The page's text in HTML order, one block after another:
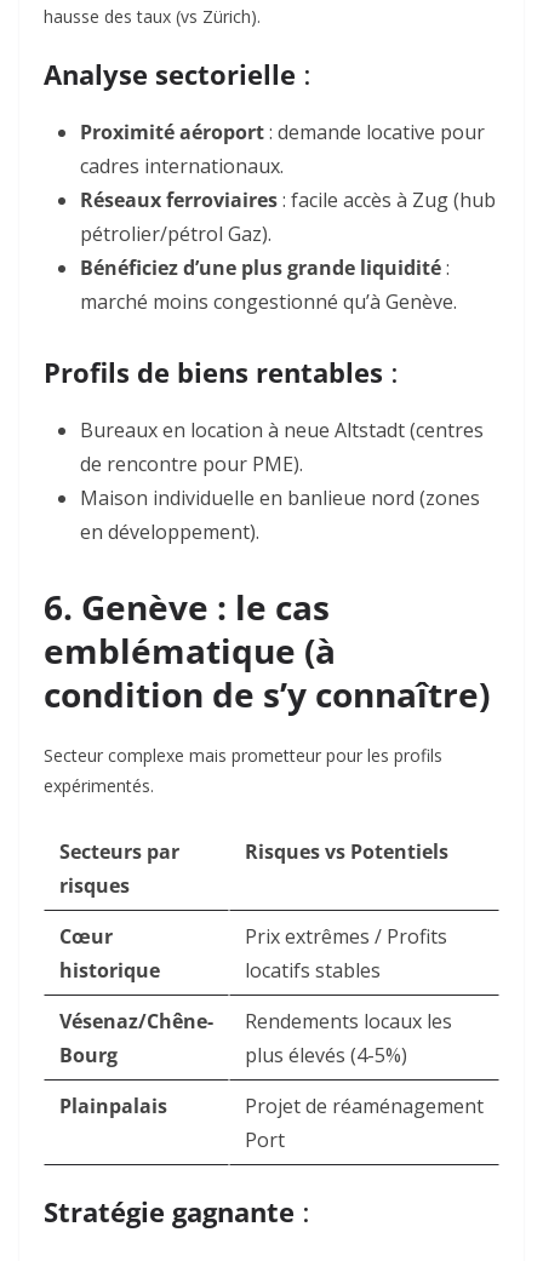
hausse des taux (vs Zürich).
Analyse sectorielle :
Proximité aéroport: demande locative pour
cadres internationaux.
Réseaux ferroviaires: facile accès à Zug(hub
pétrolier/pétrol Gaz).
Bénéficiez d’une plus grande liquidité:
marché moins congestionné qu’à Genève.
Profils de biens rentables :
Bureaux en location à neue Altstadt(centres
de rencontre pour PME).
Maison individuelle en banlieue nord (zones
en développement).
6. Genève : le cas
emblématique (à
condition de s’y connaître)
Secteur complexe mais prometteur pour les profils
expérimentés.
Secteurs par
risques
Risques vs Potentiels
Cœur
historique
Prix extrêmes / Profits
locatifs stables
Vésenaz/Chêne-
Bourg
Rendements locaux les
plus élevés (4-5%)
Plainpalais
Projet de réaménagement
Port
Stratégie gagnante :